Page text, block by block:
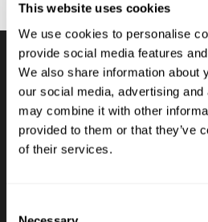
This website uses cookies
We use cookies to personalise
provide social media features
We also share information about
our social media, advertising
may combine it with other
provided to them or that they’ve
of their services.
Testes de
cognitivas
debilidades e fortalezas, a